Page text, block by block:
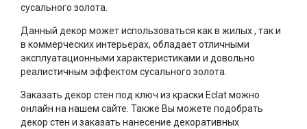
сусального золота.
Данный декор может использоваться как в жилых , так и
в коммерческих интерьерах, обладает отличными
эксплуатационными характеристиками и довольно
реалистичным эффектом сусального золота.
Заказать декор стен под ключ из краски Eclat можно
онлайн на нашем сайте. Также Вы можете подобрать
декор стен и заказать нанесение декоративных